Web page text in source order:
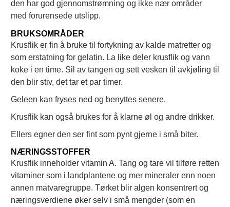
den har god gjennomstrømning og ikke nær områder
med forurensede utslipp.
BRUKSOMRÅDER
Krusflik er fin å bruke til fortykning av kalde matretter og
som erstatning for gelatin. La like deler krusflik og vann
koke i en time. Sil av tangen og sett vesken til avkjøling til
den blir stiv, det tar et par timer.
Geleen kan fryses ned og benyttes senere.
Krusflik kan også brukes for å klarne øl og andre drikker.
Ellers egner den ser fint som pynt gjerne i små biter.
NÆRINGSSTOFFER
Krusflik inneholder vitamin A. Tang og tare vil tilføre retten
vitaminer som i landplantene og mer mineraler enn noen
annen matvaregruppe. Tørket blir algen konsentrert og
næringsverdiene øker selv i små mengder (som en